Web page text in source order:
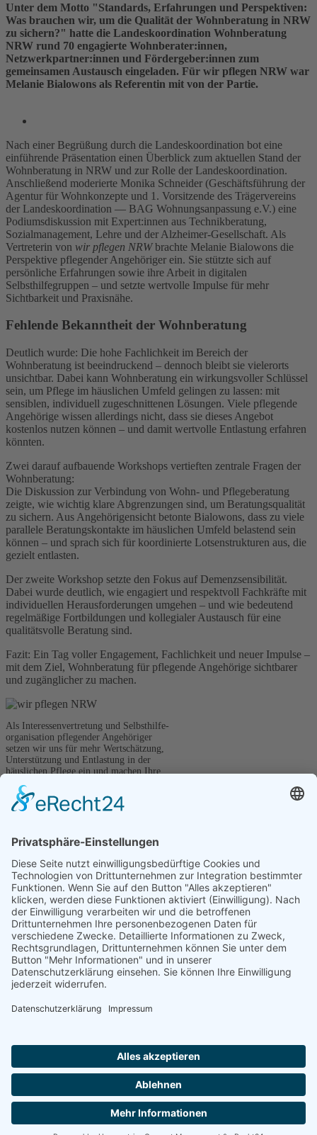
Unter dem Motto "Standards, Erfahrungen und Perspektiven:
Was brauchen wir, um die Qualität der Wohnberatung in NRW
zu sichern?" hatte die Landeskoordination Wohnberatung
NRW rund 70 engagierte Wohnberater:innen,
Netzwerkpartner:innen und Fördergeber:innen zum
gemeinsamen Austausch eingeladen. Für wir pflegen NRW war
Melanie Bialowons als Referentin mit von der Partie.
Nach einer Begrüßung durch die Landeskoordination bot eine
einführende Präsentation einen Überblick zum aktuellen Stand der
Wohnberatung in NRW und zur Rolle der Landeskoordination.
Anschließend moderierte Monika Schneider (Geschäftsführung der
Agentur für Wohnkonzepte und 1. Vorsitzende des Trägervereins
der Landeskoordination — BAG Wohnungsanpassung e.V.) eine
Podiumsdiskussion mit Expert:innen aus Technikberatung,
Sozialmanagement, Lehre und der Alzheimer-Gesellschaft. Als
Vertreterin von wir pflegen NRWbrachte Melanie Bialowons die
Perspektive pflegender Angehöriger ein. Sie stützte sich auf
persönliche Erfahrungen sowie ihre Arbeit in digitalen
Selbsthilfegruppen – und setzte wertvolle Impulse für mehr
Sichtbarkeit und Praxisnähe.
Fehlende Bekanntheit der Wohnberatung
Deutlich wurde: Die hohe Fachlichkeit im Bereich der
Wohnberatung ist beeindruckend – dennoch bleibt sie vielerorts
unsichtbar. Dabei kann Wohnberatung ein wirkungsvoller Schlüssel
sein, um Pflege im häuslichen Umfeld gelingen zu lassen: mit
sensiblen, individuell zugeschnittenen Lösungen. Viele pflegende
Angehörige wissen allerdings nicht, dass sie dieses Angebot
kostenlos nutzen können – und damit wertvolle Entlastung erfahren
könnten.
Zwei darauf aufbauende Workshops vertieften zentrale Fragen der
Wohnberatung:
Die Diskussion zur Verbindung von Wohn- und Pflegeberatung
zeigte, wie wichtig klare Abgrenzungen sind, um Beratungsqualität
zu sichern. Aus Angehörigensicht betonte Bialowons, dass zu viele
parallele Beratungskontakte im häuslichen Umfeld belastend sein
können – und sprach sich für koordinierte Lotsenstrukturen aus, die
gezielt entlasten.
Der zweite Workshop setzte den Fokus auf Demenzsensibilität.
Dabei wurde deutlich, wie engagiert und respektvoll Fachkräfte mit
individuellen Herausforderungen umgehen – und wie bedeutend
regelmäßige Fortbildungen und kollegialer Austausch für eine
qualitätsvolle Beratung sind.
Fazit: Ein Tag voller Engagement, Fachlichkeit und neuer Impulse –
mit dem Ziel, Wohnberatung für pflegende Angehörige sichtbarer
und zugänglicher zu machen.
Als Interessenvertretung und Selbsthilfe-
organisation pflegender Angehöriger
setzen wir uns für mehr Wertschätzung,
Unterstützung und Entlastung in der
häuslichen Pflege ein und machen Ihre
Stimme in Politik und Gesellschaft hörbar.
Kontakt
Graf-Adolf-Straße 41
40210 Düsseldorf
0173 - 695 5756
Diese E-Mail-Adresse ist vor Spambots geschützt! Zur Anzeige muss
JavaScript eingeschaltet sein.
oder über unserKontaktformular
Quick-Links
Mitglied werden
Ehrenamtlich engagieren
Bundesverband wir-pflegen.net
Cookie-Einstellungen